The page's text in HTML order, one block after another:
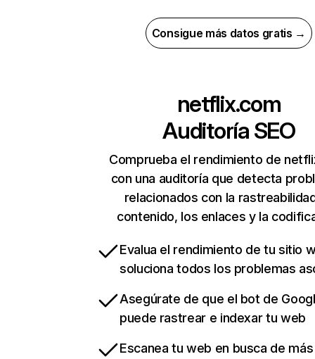
Consigue más datos gratis →
netflix.com
Auditoría SEO
Comprueba el rendimiento de
con una auditoría que detecta
relacionados con la
contenido, los enlaces y la
Evalua el rendimiento de tu sitio
soluciona todos los problemas
Asegúrate de que el bot de
puede rastrear e indexar tu web
Escanea tu web en busca de